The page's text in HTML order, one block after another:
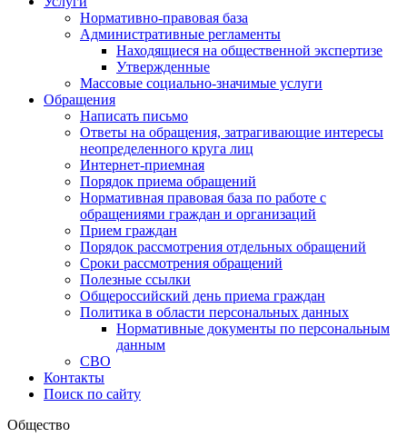
Нормативно-правовая база
Административные регламенты
Находящиеся на общественной экспертизе
Утвержденные
Массовые социально-значимые услуги
Обращения
Написать письмо
Ответы на обращения, затрагивающие интересы
неопределенного круга лиц
Интернет-приемная
Порядок приема обращений
Нормативная правовая база по работе с
обращениями граждан и организаций
Прием граждан
Порядок рассмотрения отдельных обращений
Сроки рассмотрения обращений
Полезные ссылки
Общероссийский день приема граждан
Политика в области персональных данных
Нормативные документы по персональным
данным
СВО
Контакты
Поиск по сайту
Общество